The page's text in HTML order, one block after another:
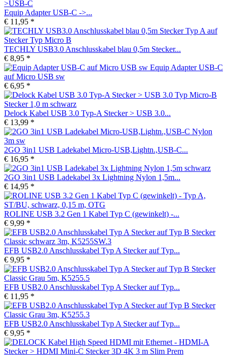
Equip Adapter USB-C ->...
€ 11,95 *
TECHLY USB3.0 Anschlusskabel blau 0,5m Stecker...
€ 8,95 *
Equip Adapter USB-C
auf Micro USB sw
€ 6,95 *
Delock Kabel USB 3.0 Typ-A Stecker > USB 3.0...
€ 13,99 *
2GO 3in1 USB Ladekabel Micro-USB,Lightn.,USB-C...
€ 16,95 *
2GO 3in1 USB Ladekabel 3x Lightning Nylon 1,5m...
€ 14,95 *
ROLINE USB 3.2 Gen 1 Kabel Typ C (gewinkelt) -...
€ 9,99 *
EFB USB2.0 Anschlusskabel Typ A Stecker auf Typ...
€ 9,95 *
EFB USB2.0 Anschlusskabel Typ A Stecker auf Typ...
€ 11,95 *
EFB USB2.0 Anschlusskabel Typ A Stecker auf Typ...
€ 9,95 *